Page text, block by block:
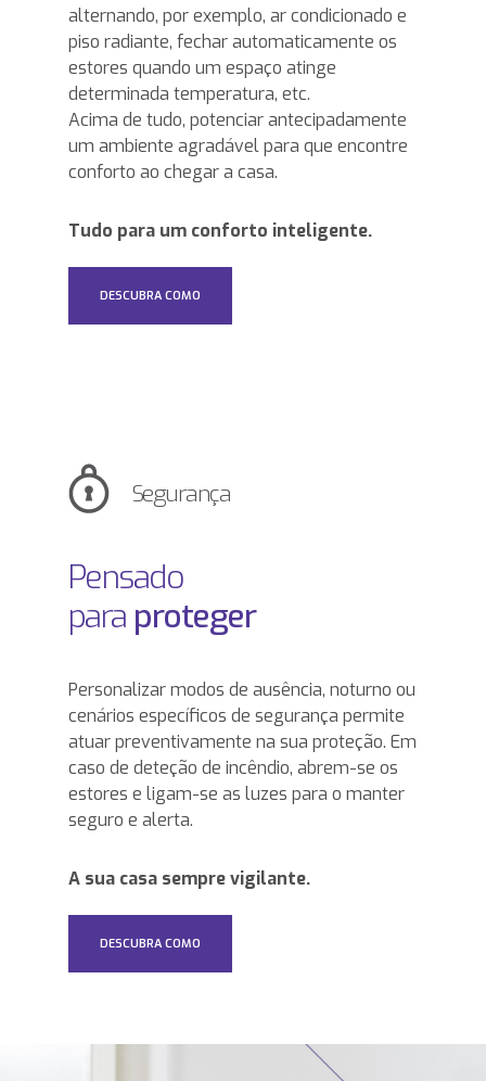
alternando, por exemplo, ar condicionado e
piso radiante, fechar automaticamente os
estores quando um espaço atinge
determinada temperatura, etc.
Acima de tudo, potenciar antecipadamente
um ambiente agradável para que encontre
conforto ao chegar a casa.
Tudo para um conforto inteligente.
DESCUBRA COMO
Segurança
Pensado
para proteger
Personalizar modos de ausência, noturno ou
cenários específicos de segurança permite
atuar preventivamente na sua proteção. Em
caso de deteção de incêndio, abrem-se os
estores e ligam-se as luzes para o manter
seguro e alerta.
A sua casa sempre vigilante.
DESCUBRA COMO